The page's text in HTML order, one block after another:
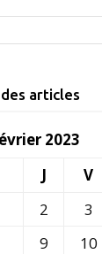
articles
2023
J V
2 3
9 10